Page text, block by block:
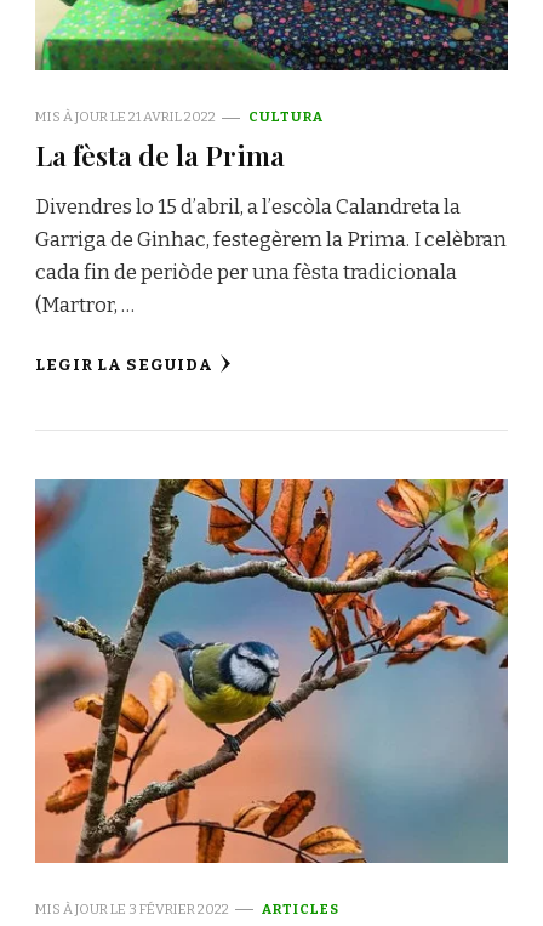
MIS À JOUR LE 21 AVRIL 2022 CULTURA
La fèsta de la Prima
Divendres lo 15 d’abril, a l’escòla Calandreta la
Garriga de Ginhac, festegèrem la Prima. I celèbran
cada fin de periòde per una fèsta tradicionala
(Martror, …
LEGIR LA SEGUIDA
MIS À JOUR LE 3 FÉVRIER 2022 ARTICLES